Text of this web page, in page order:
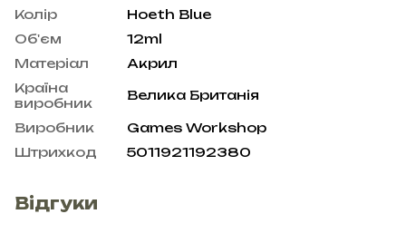
Колір
Hoeth Blue
Об'єм
12ml
Матеріал
Акрил
Країна
виробник
Велика Британія
Виробник
Games Workshop
Штрихкод
5011921192380
Відгуки